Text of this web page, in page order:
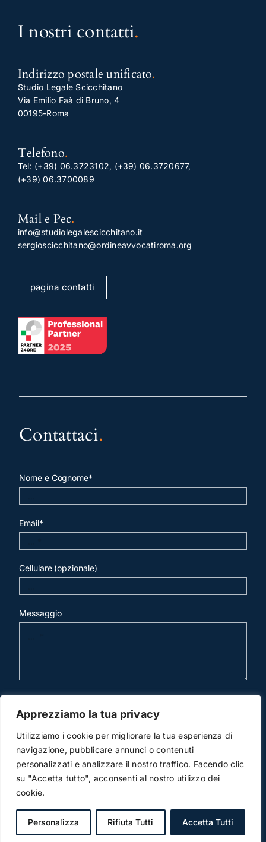
Apprezziamo la tua privacy
Utilizziamo i cookie per migliorare la tua esperienza di
navigazione, pubblicare annunci o contenuti
personalizzati e analizzare il nostro traffico. Facendo clic
su "Accetta tutto", acconsenti al nostro utilizzo dei
cookie.
Personalizza Rifiuta Tutti Accetta Tutti
I nostri contatti.
Indirizzo postale unificato.
Studio Legale Scicchitano
Via Emilio Faà di Bruno, 4
00195-Roma
Telefono.
Tel: (+39) 06.3723102, (+39) 06.3720677,
(+39) 06.3700089
Mail e Pec.
info@studiolegalescicchitano.it
sergioscicchitano@ordineavvocatiroma.org
pagina contatti
Contattaci.
Nome e Cognome*
Email*
Cellulare (opzionale)
Messaggio
invia mail
© Copyright 2012 -2015 | Studio Legale Scicchitano | All
Rights Reserved | Powered by
3DWorks